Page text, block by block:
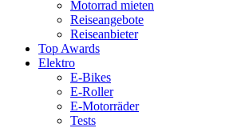
Motorrad mieten
Reiseangebote
Reiseanbieter
Top Awards
Elektro
E-Bikes
E-Roller
E-Motorräder
Tests